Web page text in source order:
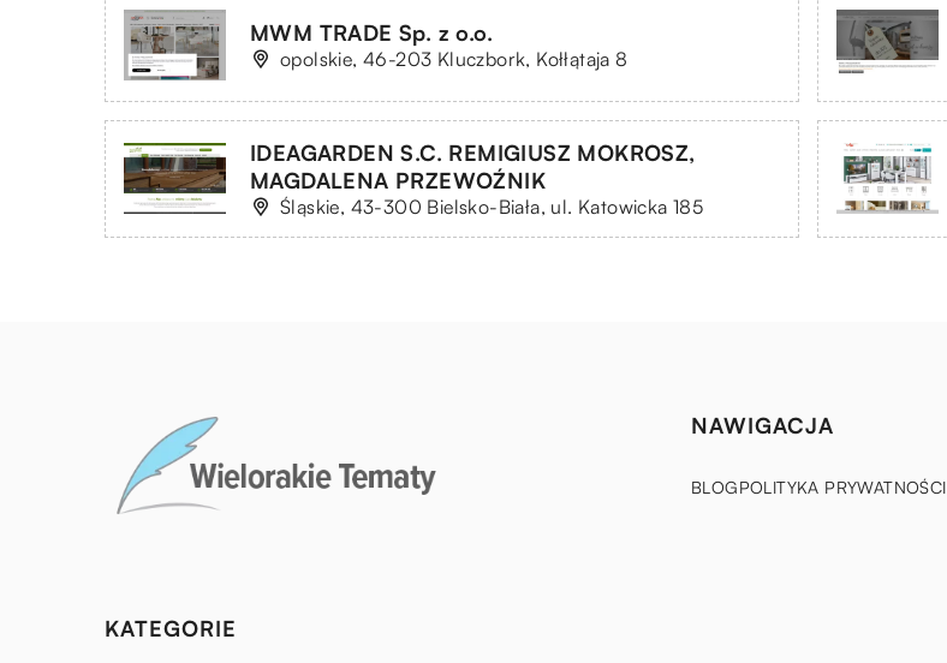
MWM TRADE Sp. z o.o.
opolskie, 46-203 Kluczbork, Kołłątaja 8
IDEAGARDEN S.C. REMIGIUSZ MOKROSZ,
MAGDALENA PRZEWOŹNIK
Śląskie, 43-300 Bielsko-Biała, ul. Katowicka 185
NAWIGACJA
BLOGPOLITYKA PRYWATNOŚCI
KATEGORIE